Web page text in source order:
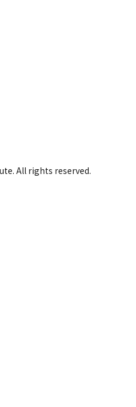
All rights reserved.